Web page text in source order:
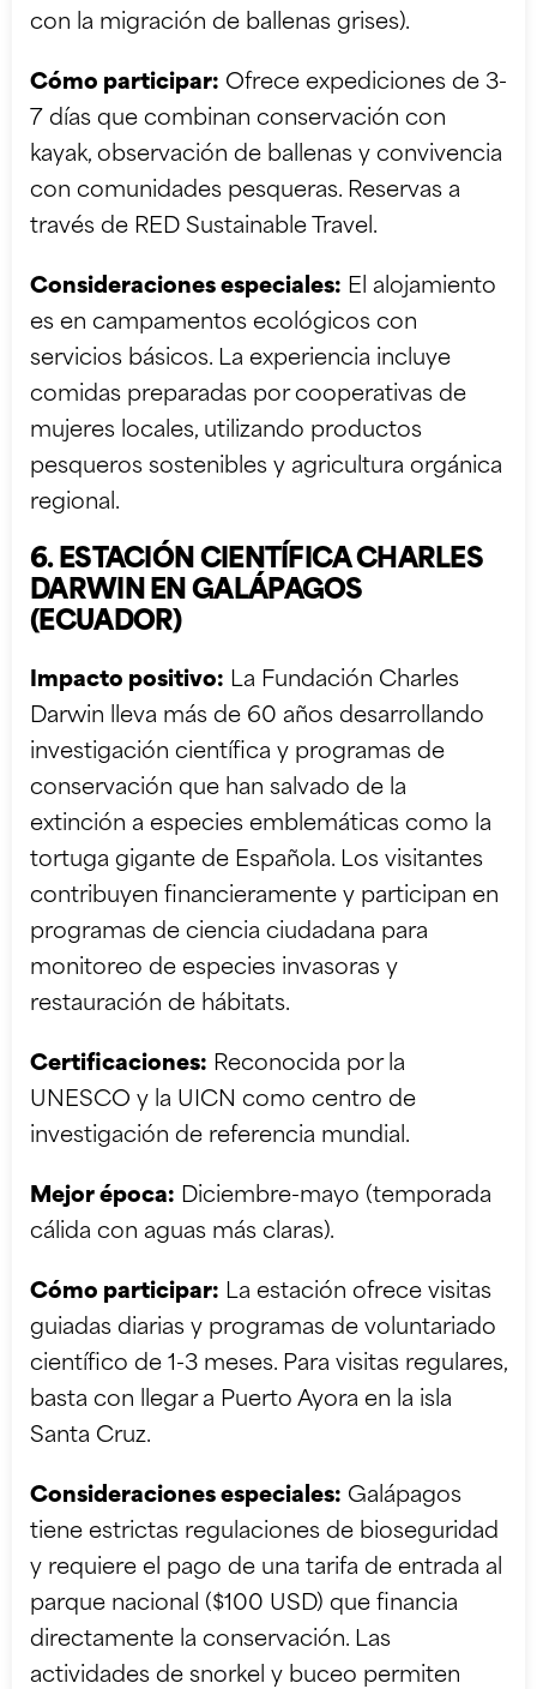
con la migración de ballenas grises).
Cómo participar: Ofrece expediciones de 3-
7 días que combinan conservación con
kayak, observación de ballenas y convivencia
con comunidades pesqueras. Reservas a
través de RED Sustainable Travel.
Consideraciones especiales: El alojamiento
es en campamentos ecológicos con
servicios básicos. La experiencia incluye
comidas preparadas por cooperativas de
mujeres locales, utilizando productos
pesqueros sostenibles y agricultura orgánica
regional.
6. ESTACIÓN CIENTÍFICA CHARLES
DARWIN EN GALÁPAGOS
(ECUADOR)
Impacto positivo: La Fundación Charles
Darwin lleva más de 60 años desarrollando
investigación científica y programas de
conservación que han salvado de la
extinción a especies emblemáticas como la
tortuga gigante de Española. Los visitantes
contribuyen financieramente y participan en
programas de ciencia ciudadana para
monitoreo de especies invasoras y
restauración de hábitats.
Certificaciones: Reconocida por la
UNESCO y la UICN como centro de
investigación de referencia mundial.
Mejor época: Diciembre-mayo (temporada
cálida con aguas más claras).
Cómo participar: La estación ofrece visitas
guiadas diarias y programas de voluntariado
científico de 1-3 meses. Para visitas regulares,
basta con llegar a Puerto Ayora en la isla
Santa Cruz.
Consideraciones especiales: Galápagos
tiene estrictas regulaciones de bioseguridad
y requiere el pago de una tarifa de entrada al
parque nacional ($100 USD) que financia
directamente la conservación. Las
actividades de snorkel y buceo permiten